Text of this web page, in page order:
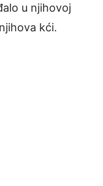
u njihovoj
kći.